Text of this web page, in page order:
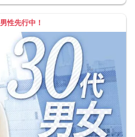
男性先行中！